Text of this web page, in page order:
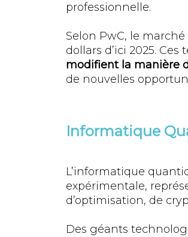
professionnelle.
Selon PwC, le
dollars d’ici 2025.
modifient la manière
de nouvelles
Informatique
L’informatique
expérimentale,
d’optimisation, de
Des géants